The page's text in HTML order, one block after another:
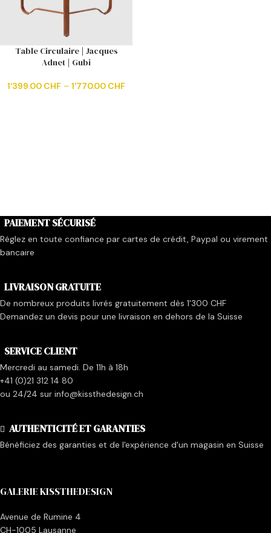
Table Circulaire | Jacques
Adnet | Gubi
1'399.00 CHF – 1'770.00 CHF
PAIEMENT SÉCURISÉ
Réglez en toute confiance par cartes de crédit, Paypal ou virement
bancaire
LIVRAISON GRATUITE
De nombreux produits livrés gratuitement dès 1'300 CHF
Demandez un devis pour une livraison en dehors de la Suisse
SERVICE CLIENT
Mercredi au samedi. De 11h à 18h
+41 (0)21 312 14 80
ou 24/24 sur info@kissthedesign.ch
AUTHENTICITÉ ET GARANTIES
Bénéficiez des garanties et de l'expérience d'un magasin en Suisse
GALERIE KISSTHEDESIGN
Avenue de Rumine 4
CH-1005 Lausanne